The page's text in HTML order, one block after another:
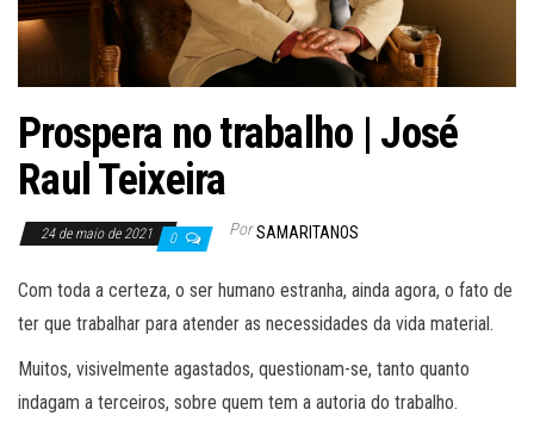
Prospera no trabalho | José
Raul Teixeira
24 de maio de 2021 0 Por SAMARITANOS
Com toda a certeza, o ser humano estranha, ainda agora, o fato de
ter que trabalhar para atender as necessidades da vida material.
Muitos, visivelmente agastados, questionam-se, tanto quanto
indagam a terceiros, sobre quem tem a autoria do trabalho.